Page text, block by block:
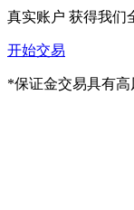
真实账户 获得我们
开始交易
*保证金交易具有高